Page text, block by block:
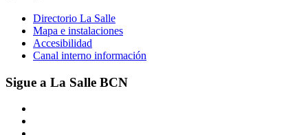
Directorio La Salle
Mapa e instalaciones
Accesibilidad
Canal interno información
Sigue a La Salle BCN